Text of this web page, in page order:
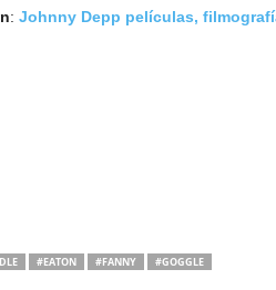
: Johnny Depp películas,
#EATON #FANNY #GOGGLE